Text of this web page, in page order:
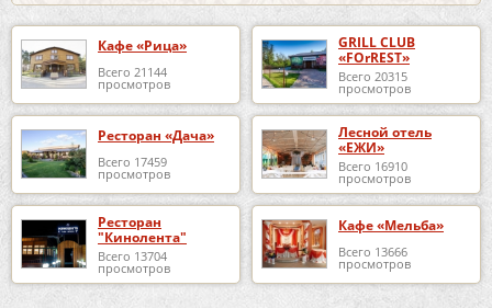
Кафе «Рица»
Всего 21144
просмотров
GRILL CLUB
«FOrREST»
Всего 20315
просмотров
Ресторан «Дача»
Всего 17459
просмотров
Лесной отель
«ЕЖИ»
Всего 16910
просмотров
Ресторан
"Кинолента"
Всего 13704
просмотров
Кафе «Мельба»
Всего 13666
просмотров